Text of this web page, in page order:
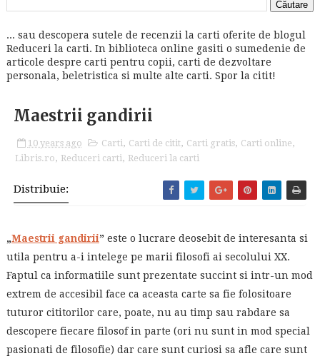
... sau descopera sutele de recenzii la carti oferite de blogul
Reduceri la carti. In biblioteca online gasiti o sumedenie de
articole despre carti pentru copii, carti de dezvoltare
personala, beletristica si multe alte carti. Spor la citit!
Maestrii gandirii
10 years ago Carti, Carti de citit, Carti gratis, Carti online,
Libris.ro, Reduceri carti, Reduceri la carti
Distribuie:
„Maestrii gandirii”este o lucrare deosebit de interesanta si
utila pentru a-i intelege pe marii filosofi ai secolului XX.
Faptul ca informatiile sunt prezentate succint si intr-un mod
extrem de accesibil face ca aceasta carte sa fie folositoare
tuturor cititorilor care, poate, nu au timp sau rabdare sa
descopere fiecare filosof in parte (ori nu sunt in mod special
pasionati de filosofie) dar care sunt curiosi sa afle care sunt